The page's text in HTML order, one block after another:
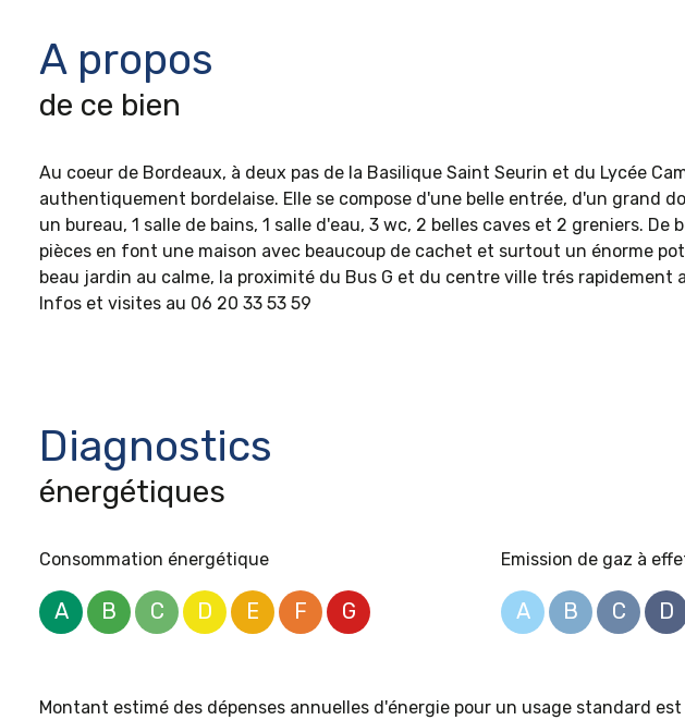
A propos
de ce bien
Au coeur de Bordeaux, à deux pas de la Basilique Saint Seurin et du Lycée
authentiquement bordelaise. Elle se compose d'une belle entrée, d'un grand
un bureau, 1 salle de bains, 1 salle d'eau, 3 wc, 2 belles caves et 2 greniers.
pièces en font une maison avec beaucoup de cachet et surtout un énorme
beau jardin au calme, la proximité du Bus G et du centre ville trés
Infos et visites au 06 20 33 53 59
Diagnostics
énergétiques
Consommation énergétique
A B C D E F G
Emission de gaz à
A B C D
Montant estimé des dépenses annuelles d'énergie pour un usage standard